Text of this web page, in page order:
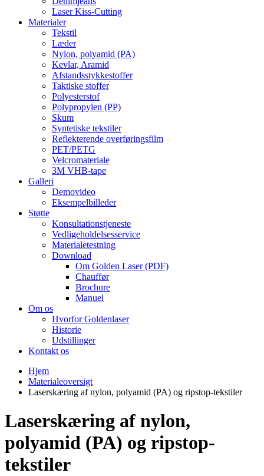
Laser Kiss-Cutting
Materialer
Tekstil
Læder
Nylon, polyamid (PA)
Kevlar, Aramid
Afstandsstykkestoffer
Taktiske stoffer
Polyesterstof
Polypropylen (PP)
Skum
Syntetiske tekstiler
Reflekterende overføringsfilm
PET/PETG
Velcromateriale
3M VHB-tape
Galleri
Demovideo
Eksempelbilleder
Støtte
Konsultationstjeneste
Vedligeholdelsesservice
Materialetestning
Download
Om Golden Laser (PDF)
Chauffør
Brochure
Manuel
Om os
Hvorfor Goldenlaser
Historie
Udstillinger
Kontakt os
Hjem
Materialeoversigt
Laserskæring af nylon, polyamid (PA) og ripstop-tekstiler
Laserskæring af nylon,
polyamid (PA) og ripstop-
tekstiler